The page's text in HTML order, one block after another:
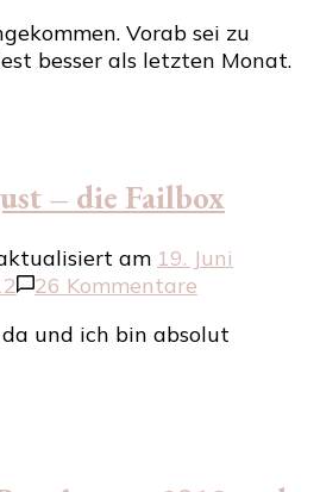
Vorab sei zu
besser als letzten Monat.
– die Failbox
am 19. Juni
26 Kommentare
August
und ich bin absolut